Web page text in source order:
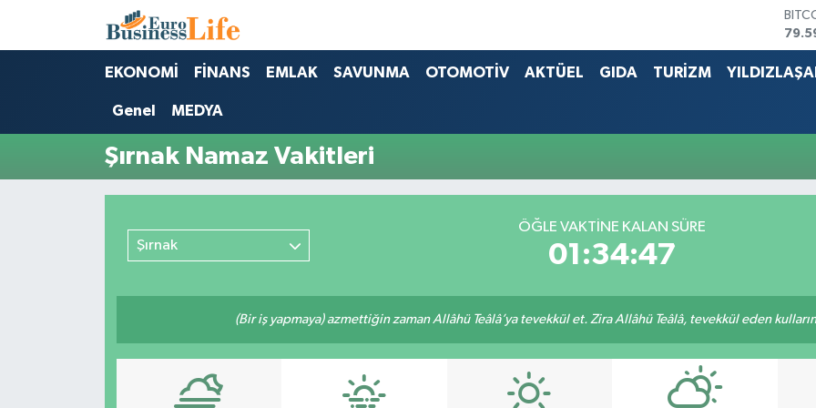
EKONOMİ FİNANS EMLAK SAVUNMA OTOMOTİV AKTÜEL GIDA TURİZM
Genel MEDYA
Şırnak Namaz Vakitleri
Şırnak
ÖĞLE VAKTİNE KALAN SÜRE
01:34:47
(Bir iş yapmaya) azmettiğin zaman Allâhü Teâlâ’ya tevekkül et. Zira Allâhü Teâlâ, tevekkül eden
Nöbetçi Eczaneler
Hava Durumu
Namaz Vakitleri
Süper Lig Puan Durumu ve Fikstür
Tüm Manşetler
Son Dakika Haberleri